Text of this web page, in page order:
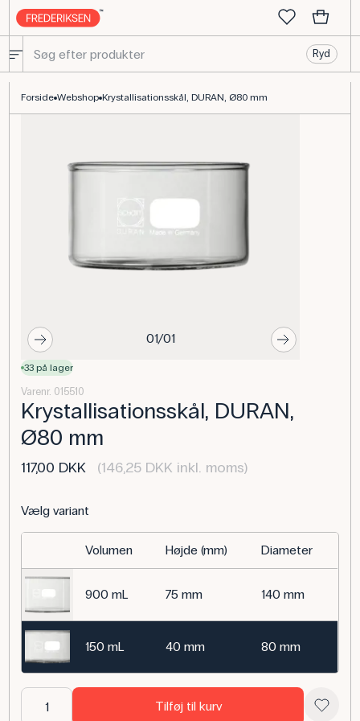
Ryd
Forside Webshop Krystallisationsskål, DURAN, Ø80 mm
01/01
33 på lager
Varenr. 015510
Krystallisationsskål, DURAN,
Ø80 mm
117,00 DKK (146,25 DKK inkl. moms)
Vælg variant
Volumen Højde (mm) Diameter
900 mL 75 mm 140 mm
150 mL 40 mm 80 mm
Tilføj til kurv